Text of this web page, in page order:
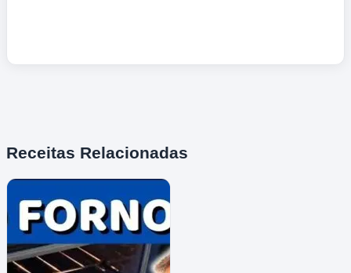
Receitas Relacionadas